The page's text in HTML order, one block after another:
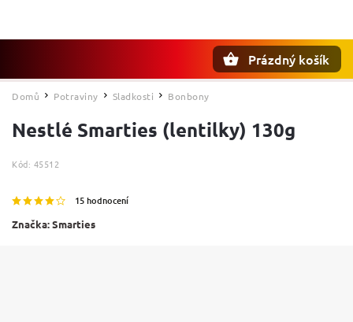
Prázdný košík
Domů / Potraviny / Sladkosti / Bonbony
Nestlé Smarties (lentilky) 130g
Kód: 45512
15 hodnocení
Značka:Smarties